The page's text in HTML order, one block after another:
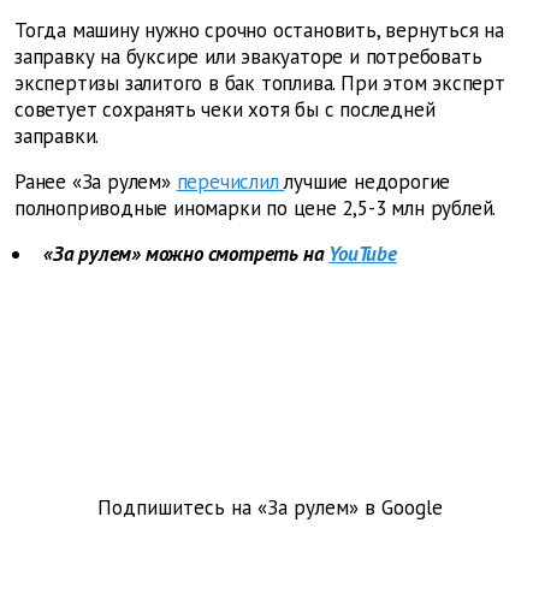
Тогда машину нужно срочно остановить, вернуться на
заправку на буксире или эвакуаторе и потребовать
экспертизы залитого в бак топлива. При этом эксперт
советует сохранять чеки хотя бы с последней
заправки.
Ранее «За рулем» перечислил лучшие недорогие
полноприводные иномарки по цене 2,5-3 млн рублей.
«За рулем» можно смотреть на YouTube
Подпишитесь на «За рулем» в Google